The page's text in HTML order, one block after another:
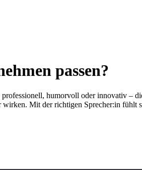
passen?
humorvoll oder innovativ –
Mit der richtigen Sprecher:in fühlt